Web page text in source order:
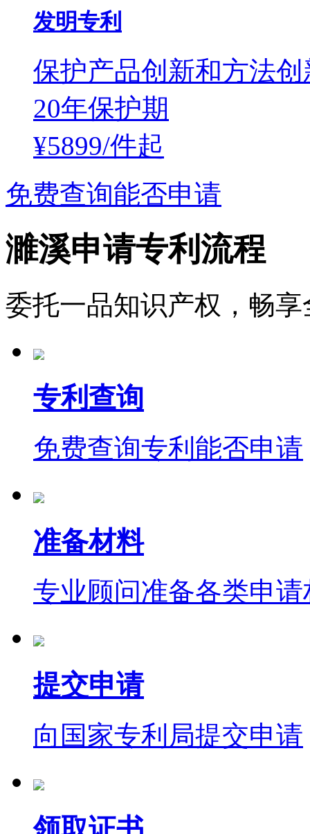
发明专利
保护产品创新和方法创
20年保护期
¥5899/件起
免费查询能否申请
濉溪申请专利流程
委托一品知识产权，畅
专利查询
免费查询专利能否申请
准备材料
专业顾问准备各类申请
提交申请
向国家专利局提交申请